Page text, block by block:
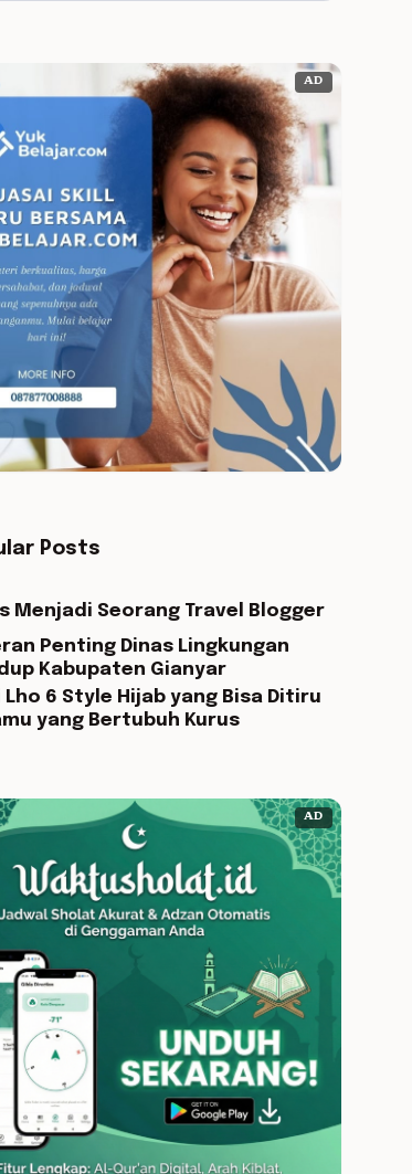
AD
Posts
Menjadi Seorang Travel Blogger
Penting Dinas Lingkungan
Kabupaten Gianyar
Lho 6 Style Hijab yang Bisa Ditiru
yang Bertubuh Kurus
AD